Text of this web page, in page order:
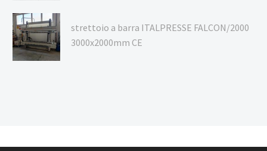
strettoio a barra ITALPRESSE FALCON/2000
3000x2000mm CE